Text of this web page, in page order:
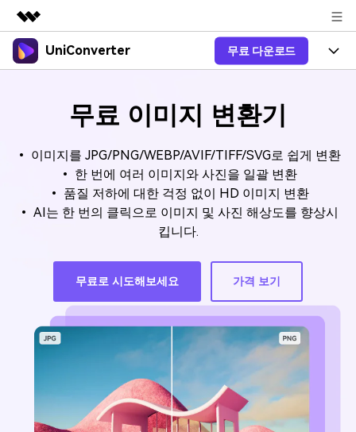
주요 제품
플랜 및 가격
UniConverter 무료 다운로드
올인원 미디어 툴박스
유니컨버터-윈도우 버전
음성 텍스트 변환
음성/동영상을 텍스트로 빠르고 정
확하게 변환하세요.
New
동영상 변환
업그레이드된 뛰어난 지능형 변환
프로그램을 경험해 보세요.
AI 기능
온라인 도구
온라인 오디오 편집기
오디오 변환
New
동영상 변환
Hot
온라인 사진 편집기
V17 업그레이드
DVD 변환
New
크리에이티브 디자인
Wondershare UniConverter를 어떻게 사용하나요?
아래의 단계별 가이드를 알아보세요.
UniConverter 사용에 필요한 모든 정보 및 문제 해결.
온라인으로 시작하기 로그인
search
무료 이미지 변환기
• 이미지를 JPG/PNG/WEBP/AVIF/TIFF/SVG로 쉽게 변환
• 한 번에 여러 이미지와 사진을 일괄 변환
• 품질 저하에 대한 걱정 없이 HD 이미지 변환
• AI는 한 번의 클릭으로 이미지 및 사진 해상도를 향상시
킵니다.
무료로 시도해보세요 가격 보기